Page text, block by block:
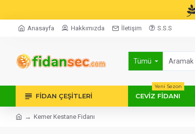
Anasayfa Hakkımızda İletişim S.S.S
Tümü
FIDAN ÇEŞITLERI CEVIZ FIDANI
Yeni Sezon
Kemer Kestane Fidanı